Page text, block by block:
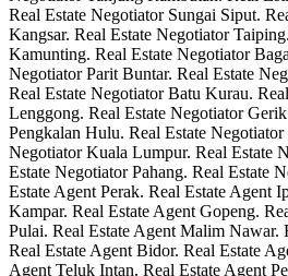
Real Estate Negotiator Sungai Siput.
Kangsar. Real Estate Negotiator
Kamunting. Real Estate Negotiator
Negotiator Parit Buntar. Real Estate
Real Estate Negotiator Batu Kurau.
Lenggong. Real Estate Negotiator
Pengkalan Hulu. Real Estate Negotiator
Negotiator Kuala Lumpur. Real Estate
Estate Negotiator Pahang. Real Estate
Estate Agent Perak. Real Estate Agent
Kampar. Real Estate Agent Gopeng.
Pulai. Real Estate Agent Malim Nawar.
Real Estate Agent Bidor. Real Estate
Agent Teluk Intan. Real Estate Agent